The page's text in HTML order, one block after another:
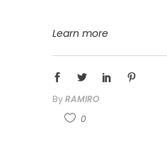
Learn more
ByRAMIRO
0